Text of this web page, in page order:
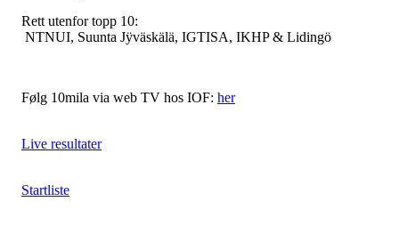
Rett utenfor topp 10:
NTNUI, Suunta Jÿväskälä, IGTISA, IKHP & Lidingö
Følg 10mila via web TV hos IOF: her
Live resultater
Startliste